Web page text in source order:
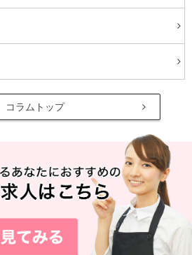
せるような、泡のような涼しげな
イル。ラグーンネイルとも言いま
ても映えますよね！もはや、真夏
しょう。
以外に難しいのがこのドロップネ
タンにできる方法をお教えします
どのジェルカラーを塗り硬化させ
コラムトップ